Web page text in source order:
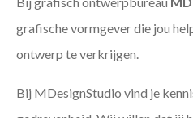
grafische vormgever die jou
ontwerp te verkrijgen.
Bij MDesignStudio vind je